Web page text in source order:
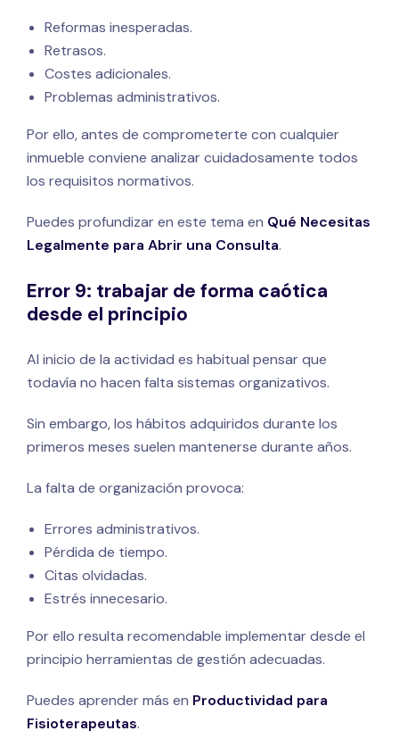
Reformas inesperadas.
Retrasos.
Costes adicionales.
Problemas administrativos.
Por ello, antes de comprometerte con cualquier
inmueble conviene analizar cuidadosamente todos
los requisitos normativos.
Puedes profundizar en este tema en Qué Necesitas
Legalmente para Abrir una Consulta.
Error 9: trabajar de forma caótica
desde el principio
Al inicio de la actividad es habitual pensar que
todavía no hacen falta sistemas organizativos.
Sin embargo, los hábitos adquiridos durante los
primeros meses suelen mantenerse durante años.
La falta de organización provoca:
Errores administrativos.
Pérdida de tiempo.
Citas olvidadas.
Estrés innecesario.
Por ello resulta recomendable implementar desde el
principio herramientas de gestión adecuadas.
Puedes aprender más en Productividad para
Fisioterapeutas.